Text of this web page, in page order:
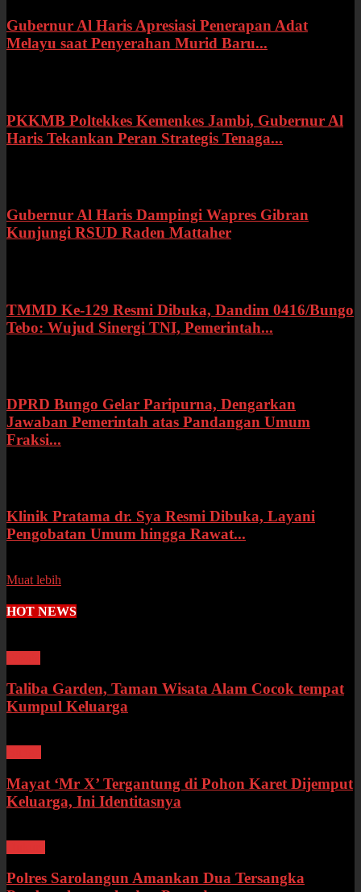
Gubernur Al Haris Apresiasi Penerapan Adat
Melayu saat Penyerahan Murid Baru...
PKKMB Poltekkes Kemenkes Jambi, Gubernur Al
Haris Tekankan Peran Strategis Tenaga...
Gubernur Al Haris Dampingi Wapres Gibran
Kunjungi RSUD Raden Mattaher
TMMD Ke-129 Resmi Dibuka, Dandim 0416/Bungo
Tebo: Wujud Sinergi TNI, Pemerintah...
DPRD Bungo Gelar Paripurna, Dengarkan
Jawaban Pemerintah atas Pandangan Umum
Fraksi...
Klinik Pratama dr. Sya Resmi Dibuka, Layani
Pengobatan Umum hingga Rawat...
Muat lebih
HOT NEWS
Taliba Garden, Taman Wisata Alam Cocok tempat
Kumpul Keluarga
Mayat ‘Mr X’ Tergantung di Pohon Karet Dijemput
Keluarga, Ini Identitasnya
Polres Sarolangun Amankan Dua Tersangka